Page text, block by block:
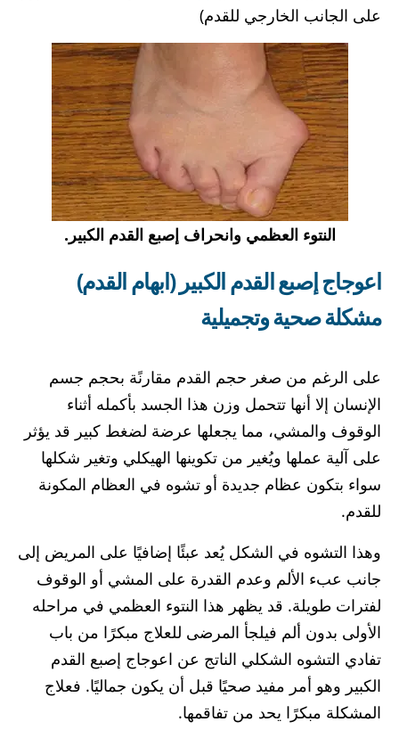
على الجانب الخارجي للقدم)
النتوء العظمي وانحراف إصبع القدم الكبير.
اعوجاج إصبع القدم الكبير (ابهام القدم)
مشكلة صحية وتجميلية
على الرغم من صغر حجم القدم مقارنًة بحجم جسم
الإنسان إلا أنها تتحمل وزن هذا الجسد بأكمله أثناء
الوقوف والمشي، مما يجعلها عرضة لضغط كبير قد يؤثر
على آلية عملها ويُغير من تكوينها الهيكلي وتغير شكلها
سواء بتكون عظام جديدة أو تشوه في العظام المكونة
للقدم.
وهذا التشوه في الشكل يُعد عبئًا إضافيًا على المريض إلى
جانب عبء الألم وعدم القدرة على المشي أو الوقوف
لفترات طويلة. قد يظهر هذا النتوء العظمي في مراحله
الأولى بدون ألم فيلجأ المرضى للعلاج مبكرًا من باب
تفادي التشوه الشكلي الناتج عن اعوجاج إصبع القدم
الكبير وهو أمر مفيد صحيًا قبل أن يكون جماليًا. فعلاج
المشكلة مبكرًا يحد من تفاقمها.